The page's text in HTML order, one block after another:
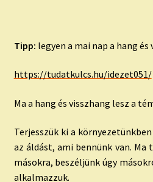
Tipp: legyen a mai nap a hang és
https://tudatkulcs.hu/idezet051/
Ma a hang és visszhang lesz a
Terjesszük ki a
az áldást, ami bennünk van. Ma
másokra, beszéljünk úgy
alkalmazzuk.